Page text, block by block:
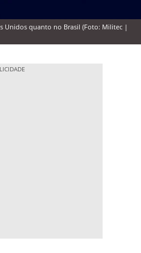
Unidos quanto no Brasil (Foto: Militec |